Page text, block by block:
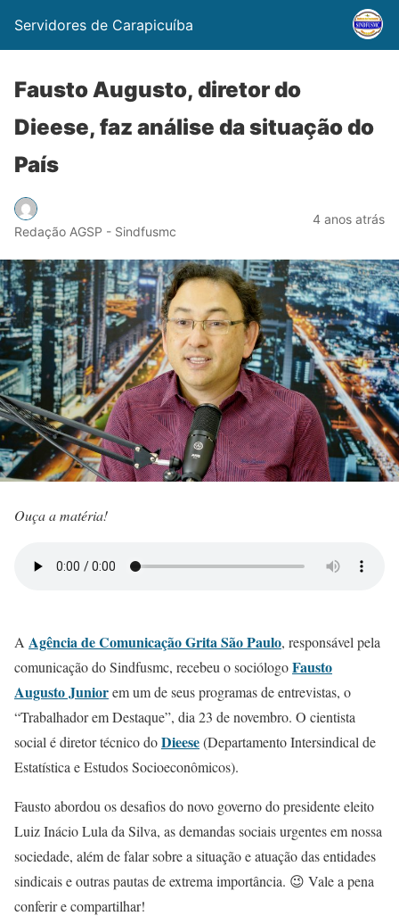
Servidores de Carapicuíba
Fausto Augusto, diretor do
Dieese, faz análise da situação do
País
Redação AGSP - Sindfusmc
4 anos atrás
Ouça a matéria!
A Agência de Comunicação Grita São Paulo, responsável pela
comunicação do Sindfusmc, recebeu o sociólogoFausto
Augusto Juniorem um de seus programas de entrevistas, o
“Trabalhador em Destaque”, dia 23 de novembro. O cientista
social é diretor técnico doDieese(Departamento Intersindical de
Estatística e Estudos Socioeconômicos).
Fausto abordou os desafios do novo governo do presidente eleito
Luiz Inácio Lula da Silva, as demandas sociais urgentes em nossa
sociedade, além de falar sobre a situação e atuação das entidades
sindicais e outras pautas de extrema importância. 😉 Vale a pena
conferir e compartilhar!